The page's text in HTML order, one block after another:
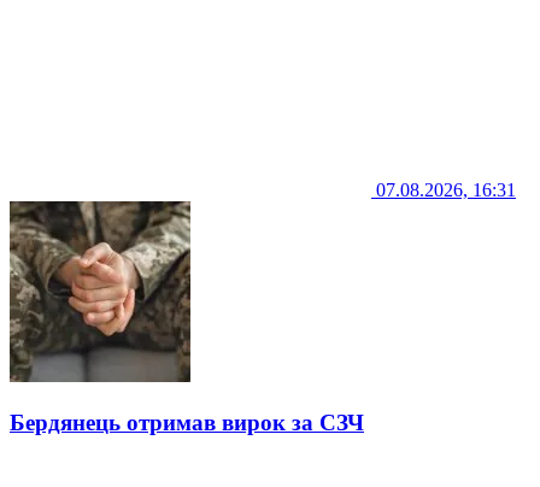
07.08.2026, 16:31
Бердянець отримав вирок за СЗЧ